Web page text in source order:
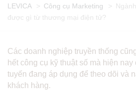
LEVICA > Công cụ Marketing >
được gì từ thương mại điện tử?
Các doanh nghiệp truyền thống
hết công cụ kỹ thuật số mà hiện
tuyến đang áp dụng để theo dõi và
khách hàng.